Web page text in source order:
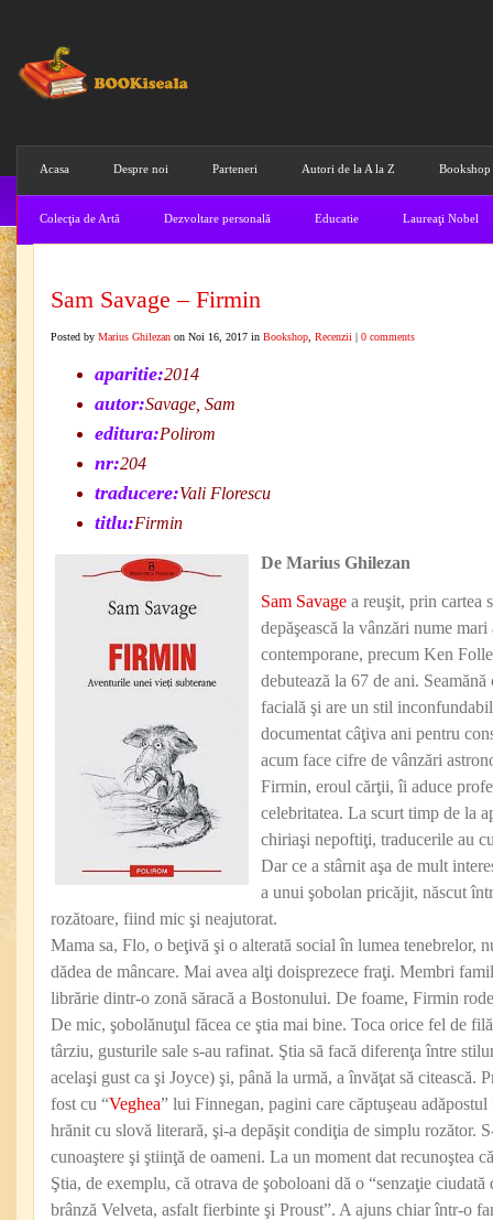
Acasa Despre noi Parteneri Autori de la A la Z Bookshop
Colecţia de Artă Dezvoltare personală Educatie Laureaţi Nobel
Sam Savage – Firmin
Posted by Marius Ghilezan on Noi 16, 2017 in Bookshop Recenzii | 0 comments
aparitie:2014
autor:Savage, Sam
editura:Polirom
nr:204
traducere:Vali Florescu
titlu:Firmin
De Marius Ghilezan
Sam Savage a reuşit, prin cartea
depăşească la vânzări nume
contemporane, precum Ken
debutează la 67 de ani.
facială şi are un stil
documentat câţiva ani pentru
acum face cifre de vânzări
Firmin, eroul cărţii, îi aduce
celebritatea. La scurt timp de la
chiriaşi nepoftiţi, traducerile au
Dar ce a stârnit aşa de mult
a unui şobolan pricăjit, născut
rozătoare, fiind mic şi neajutorat.
Mama sa, Flo, o beţivă şi o alterată social în lumea tenebrelor,
dădea de mâncare. Mai avea alţi doisprezece fraţi. Membri
librărie dintr-o zonă săracă a Bostonului. De foame, Firmin
De mic, şobolănuţul făcea ce ştia mai bine. Toca orice fel de
târziu, gusturile sale s-au rafinat. Ştia să facă diferenţa între
acelaşi gust ca şi Joyce) şi, până la urmă, a învăţat să citească.
fost cu “Veghea” lui Finnegan, pagini care căptuşeau
hrănit cu slovă literară, şi-a depăşit condiţia de simplu rozător.
cunoaştere şi ştiinţă de oameni. La un moment dat recunoştea
Ştia, de exemplu, că otrava de şoboloani dă o “senzaţie ciudată
brânză Velveta, asfalt fierbinte şi Proust”. A ajuns chiar într-o